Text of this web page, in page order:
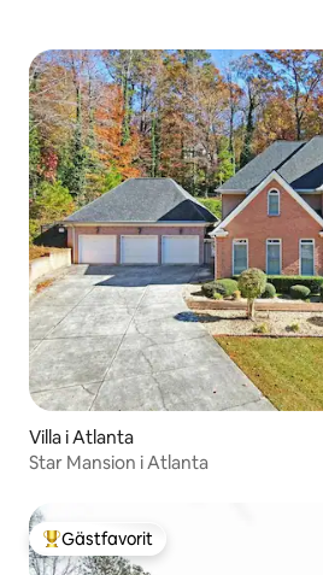
Villa i Atlanta
Star Mansion i Atlanta
Populär gästfavorit
Gästfavorit